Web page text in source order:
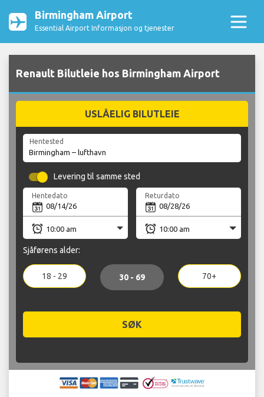
Birmingham Airport
Essential Airport Informasjon og tjenester
Renault Bilutleie hos Birmingham Airport
USLÅELIG BILUTLEIE
Hentested
Levering til samme sted
Hentedato Returdato
Sjåførens alder:
18 - 29 30 - 69 70+
SØK